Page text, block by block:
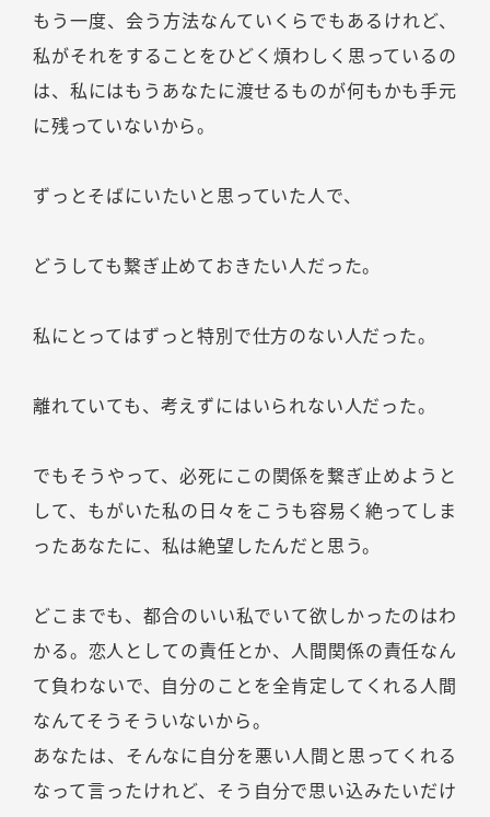
もう一度、会う方法なんていくらでもあるけれど、
私がそれをすることをひどく煩わしく思っているの
は、私にはもうあなたに渡せるものが何もかも手元
に残っていないから。
ずっとそばにいたいと思っていた人で、
どうしても繋ぎ止めておきたい人だった。
私にとってはずっと特別で仕方のない人だった。
離れていても、考えずにはいられない人だった。
でもそうやって、必死にこの関係を繋ぎ止めようと
して、もがいた私の日々をこうも容易く絶ってしま
ったあなたに、私は絶望したんだと思う。
どこまでも、都合のいい私でいて欲しかったのはわ
かる。恋人としての責任とか、人間関係の責任なん
て負わないで、自分のことを全肯定してくれる人間
なんてそうそういないから。
あなたは、そんなに自分を悪い人間と思ってくれる
なって言ったけれど、そう自分で思い込みたいだけ